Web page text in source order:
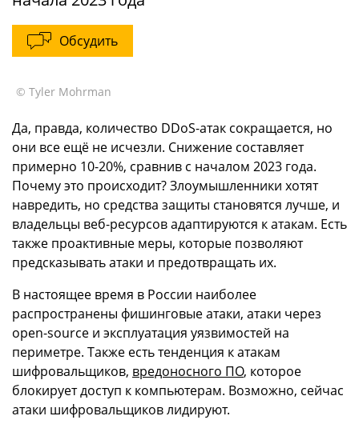
Обсудить
© Tyler Mohrman
Да, правда, количество DDoS-атак сокращается, но
они все ещё не исчезли. Снижение составляет
примерно 10-20%, сравнив с началом 2023 года.
Почему это происходит? Злоумышленники хотят
навредить, но средства защиты становятся лучше, и
владельцы веб-ресурсов адаптируются к атакам. Есть
также проактивные меры, которые позволяют
предсказывать атаки и предотвращать их.
В настоящее время в России наиболее
распространены фишинговые атаки, атаки через
open-source и эксплуатация уязвимостей на
периметре. Также есть тенденция к атакам
шифровальщиков, вредоносного ПО, которое
блокирует доступ к компьютерам. Возможно, сейчас
атаки шифровальщиков лидируют.